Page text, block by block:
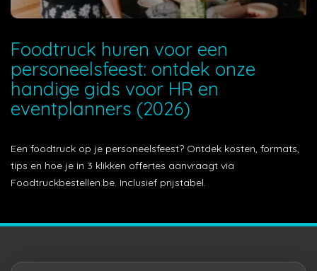
Foodtruck huren voor een
personeelsfeest: ontdek onze
handige gids voor HR en
eventplanners (2026)
Een foodtruck op je personeelsfeest? Ontdek kosten, formats,
tips en hoe je in 3 klikken offertes aanvraagt via
Foodtruckbestellen.be. Inclusief prijstabel.